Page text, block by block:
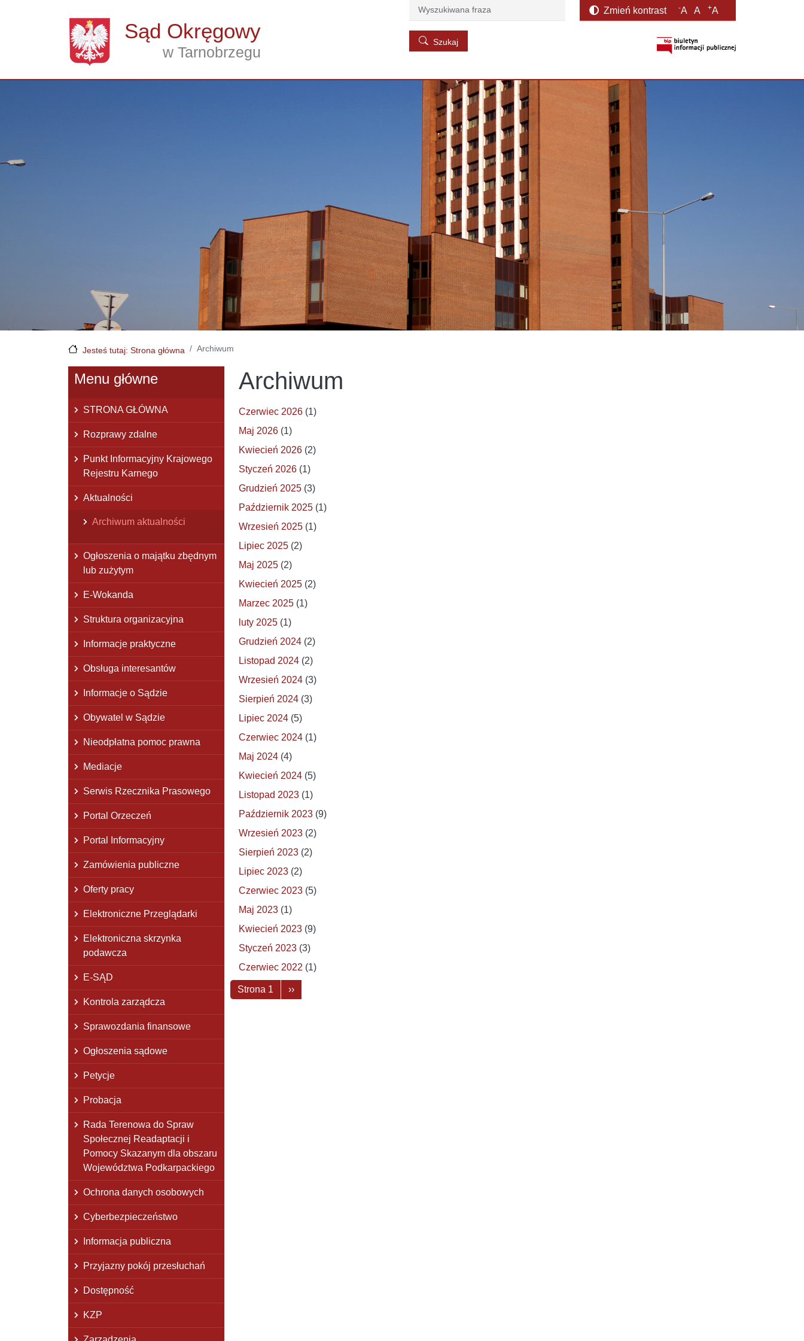
Sąd Okręgowy
w Tarnobrzegu
Szukaj
Szukaj
Zmień kontrast -A A +A
Jesteś tutaj: Strona główna Archiwum
Archiwum
Czerwiec 2026 (1)
Maj 2026 (1)
Kwiecień 2026 (2)
Styczeń 2026 (1)
Grudzień 2025 (3)
Październik 2025 (1)
Wrzesień 2025 (1)
Lipiec 2025 (2)
Maj 2025 (2)
Kwiecień 2025 (2)
Marzec 2025 (1)
luty 2025 (1)
Grudzień 2024 (2)
Listopad 2024 (2)
Wrzesień 2024 (3)
Sierpień 2024 (3)
Lipiec 2024 (5)
Czerwiec 2024 (1)
Maj 2024 (4)
Kwiecień 2024 (5)
Listopad 2023 (1)
Październik 2023 (9)
Wrzesień 2023 (2)
Sierpień 2023 (2)
Lipiec 2023 (2)
Czerwiec 2023 (5)
Maj 2023 (1)
Kwiecień 2023 (9)
Styczeń 2023 (3)
Czerwiec 2022 (1)
Stronicowanie
Strona 1 Następna strona
››
Menu główne
STRONA GŁÓWNA
Rozprawy zdalne
Punkt Informacyjny Krajowego
Rejestru Karnego
Aktualności
Archiwum aktualności
Ogłoszenia o majątku zbędnym
lub zużytym
E-Wokanda
Struktura organizacyjna
Informacje praktyczne
Obsługa interesantów
Informacje o Sądzie
Obywatel w Sądzie
Nieodpłatna pomoc prawna
Mediacje
Serwis Rzecznika Prasowego
Portal Orzeczeń
Portal Informacyjny
Zamówienia publiczne
Oferty pracy
Elektroniczne Przeglądarki
Elektroniczna skrzynka
podawcza
E-SĄD
Kontrola zarządcza
Sprawozdania finansowe
Ogłoszenia sądowe
Petycje
Probacja
Rada Terenowa do Spraw
Społecznej Readaptacji i
Pomocy Skazanym dla obszaru
Województwa Podkarpackiego
Ochrona danych osobowych
Cyberbezpieczeństwo
Informacja publiczna
Przyjazny pokój przesłuchań
Dostępność
KZP